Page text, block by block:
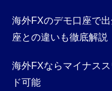
海外FXのデモ口座で
座との違いも徹底解説
海外FXならマイナス
ド可能